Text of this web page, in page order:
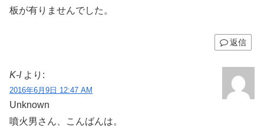
板が有りませんでした。
返信
K-I より:
2016年6月9日 12:47 AM
Unknown
噴火男さん、こんばんは。